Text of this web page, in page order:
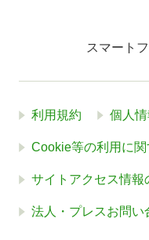
スマート
利用規約 個人
Cookie等の利用に
サイトアクセス情報
法人・プレスお問い